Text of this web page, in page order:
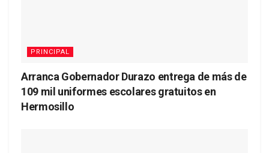
PRINCIPAL
Arranca Gobernador Durazo entrega de más de
109 mil uniformes escolares gratuitos en
Hermosillo